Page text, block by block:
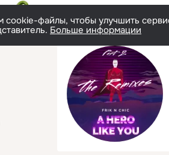
cookie-файлы, чтобы улучшить
Больше информации